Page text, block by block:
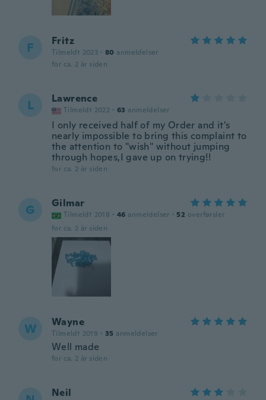
F Fritz
Tilmeldt 2023 · 80 anmeldelser
for ca. 2 år siden
L Lawrence
Tilmeldt 2022 · 63 anmeldelser
I only received half of my Order and it's
nearly impossible to bring this complaint to
the attention to "wish" without jumping
through hopes,I gave up on trying!!
for ca. 2 år siden
G Gilmar
Tilmeldt 2018 · 46 anmeldelser · 52 overførsler
for ca. 2 år siden
W Wayne
Tilmeldt 2019 · 35 anmeldelser
Well made
for ca. 2 år siden
Neil